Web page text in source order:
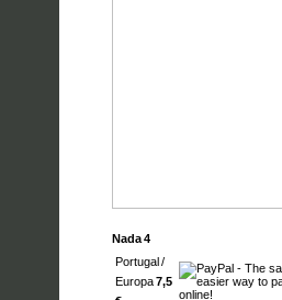
Nada 4
Portugal /
Europa7,5